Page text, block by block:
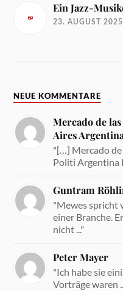
Ein Jazz-
23. AUGUST 2025
NEUE KOMMENTARE
Mercado de
Aires
"[…] Mercado de
Politi Argentina
Guntram
"Mewes spricht
einer Branche.
nicht ..."
Peter Mayer
"Ich habe sie
Vorträge waren